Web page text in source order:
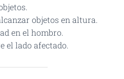
objetos en altura.
en el hombro.
el lado afectado.